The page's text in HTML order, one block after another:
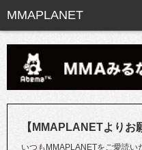
【MMAPLANETよりお
いつもMMAPLANETをご愛読い